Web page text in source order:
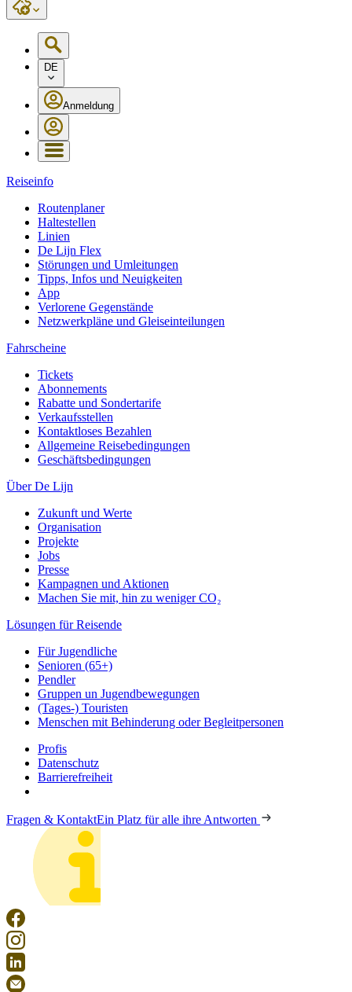
DE
Anmeldung
Reiseinfo
Routenplaner
Haltestellen
Linien
De Lijn Flex
Störungen und Umleitungen
Tipps, Infos und Neuigkeiten
App
Verlorene Gegenstände
Netzwerkpläne und Gleiseinteilungen
Fahrscheine
Tickets
Abonnements
Rabatte und Sondertarife
Verkaufsstellen
Kontaktloses Bezahlen
Allgemeine Reisebedingungen
Geschäftsbedingungen
Über De Lijn
Zukunft und Werte
Organisation
Projekte
Jobs
Presse
Kampagnen und Aktionen
Machen Sie mit, hin zu weniger CO₂
Lösungen für Reisende
Für Jugendliche
Senioren (65+)
Pendler
Gruppen un Jugendbewegungen
(Tages-) Touristen
Menschen mit Behinderung oder Begleitpersonen
Profis
Datenschutz
Barrierefreiheit
Fragen & KontaktEin Platz für alle ihre Antworten